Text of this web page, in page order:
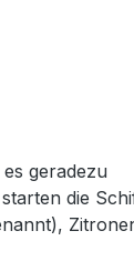
geradezu
die
am